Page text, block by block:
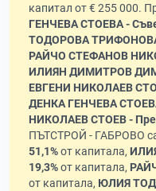
капитал от € 255 000.
ГЕНЧЕВА СТОЕВА -
ТОДОРОВА ТРИФОНОВА
РАЙЧО СТЕФАНОВ
ИЛИЯН ДИМИТРОВ
ЕВГЕНИ НИКОЛАЕВ
ДЕНКА ГЕНЧЕВА
НИКОЛАЕВ СТОЕВ -
ПЪТСТРОЙ - ГАБРОВО
51,1%от капитала,
19,3%от капитала,
от капитала, ЮЛИЯ